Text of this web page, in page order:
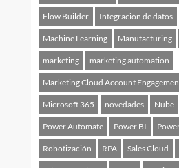
Flow Builder Integración de datos
Machine Learning Manufacturing
marketing marketing automation
Marketing Cloud Account
Microsoft 365 novedades Nube
Power Automate Power BI
Robotización RPA Sales Cloud